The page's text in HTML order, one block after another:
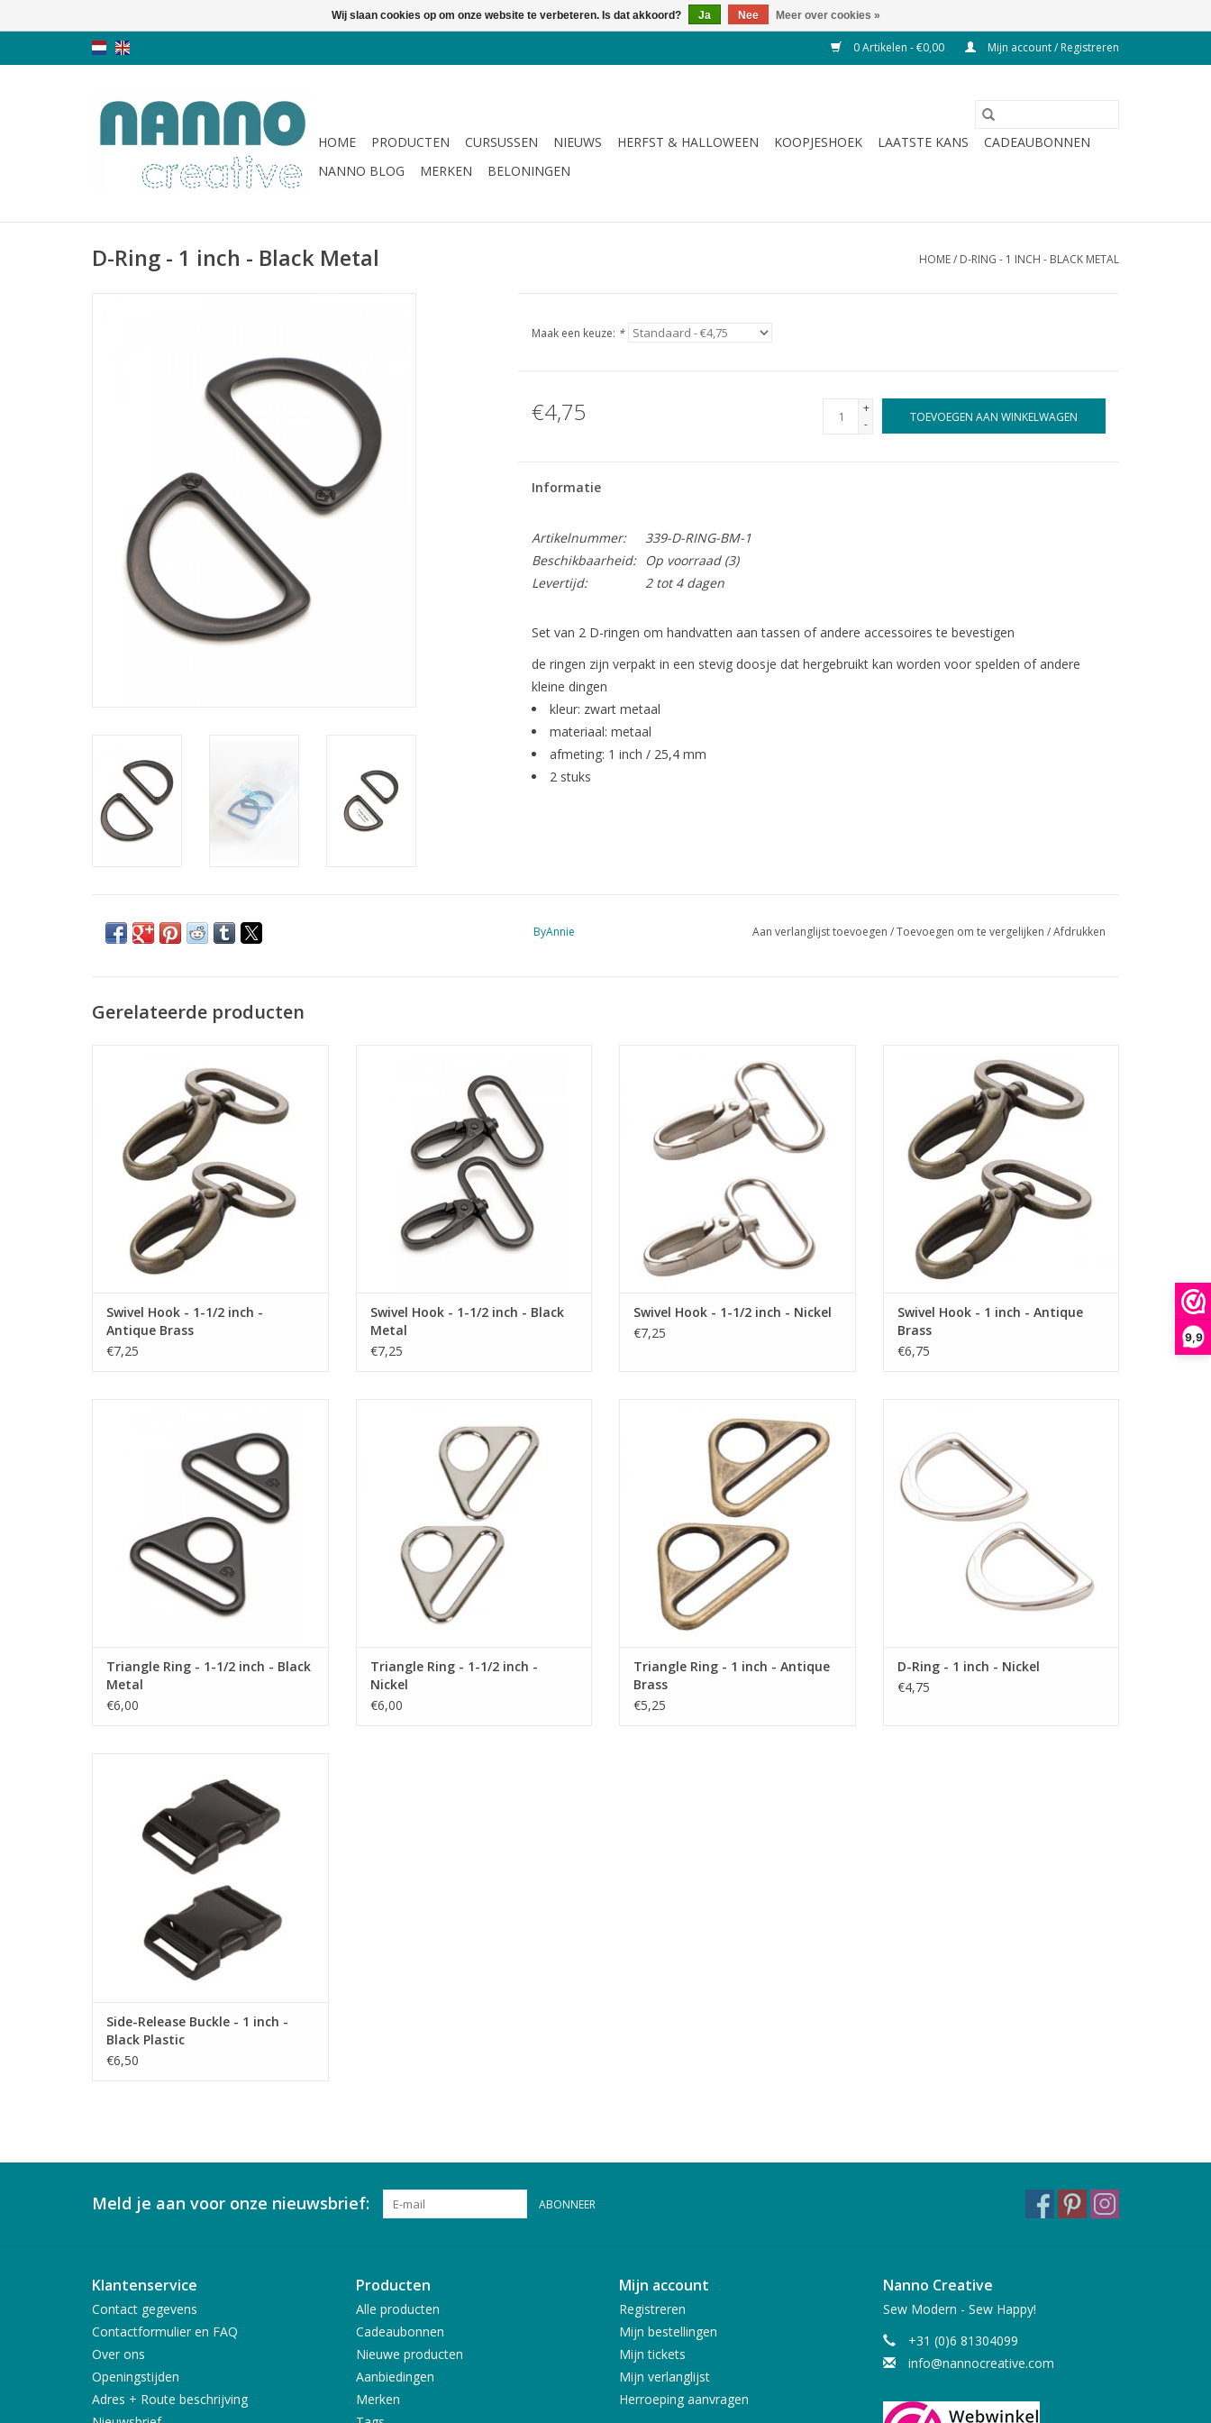
9,9
0 Artikelen - €0,00 Mijn account / Registreren
HOME PRODUCTEN CURSUSSEN NIEUWS HERFST & HALLOWEEN KOOPJESHOEK LAATSTE KANS
CADEAUBONNEN
NANNO BLOG
MERKEN BELONINGEN
D-Ring - 1 inch - Black Metal HOME/ D-RING - 1 INCH - BLACK METAL
Maak een keuze: *
€4,75
+
-
TOEVOEGEN AAN WINKELWAGEN
Informatie
Artikelnummer:
339-D-RING-BM-1
Beschikbaarheid:
Op voorraad(3)
Levertijd:
2 tot 4 dagen
Set van 2 D-ringen om handvatten aan tassen of andere accessoires te bevestigen
de ringen zijn verpakt in een stevig doosje dat hergebruikt kan worden voor spelden of andere
kleine dingen
kleur: zwart metaal
materiaal: metaal
afmeting: 1 inch / 25,4 mm
2 stuks
ByAnnie Aan verlanglijst toevoegen /Toevoegen om te vergelijken /Afdrukken
Gerelateerde producten
TOEVOEGEN AAN WINKELWAGEN
Swivel Hook - 1-1/2 inch -
Antique Brass
€7,25
TOEVOEGEN AAN WINKELWAGEN
Swivel Hook - 1-1/2 inch - Black
Metal
€7,25
TOEVOEGEN AAN WINKELWAGEN
Swivel Hook - 1-1/2 inch - Nickel
€7,25
TOEVOEGEN AAN WINKELWAGEN
Swivel Hook - 1 inch - Antique
Brass
€6,75
TOEVOEGEN AAN WINKELWAGEN
Triangle Ring - 1-1/2 inch - Black
Metal
€6,00
TOEVOEGEN AAN WINKELWAGEN
Triangle Ring - 1-1/2 inch -
Nickel
€6,00
TOEVOEGEN AAN WINKELWAGEN
Triangle Ring - 1 inch - Antique
Brass
€5,25
TOEVOEGEN AAN WINKELWAGEN
D-Ring - 1 inch - Nickel
€4,75
TOEVOEGEN AAN WINKELWAGEN
Side-Release Buckle - 1 inch -
Black Plastic
€6,50
Meld je aan voor onze nieuwsbrief: ABONNEER
Klantenservice
Contact gegevens
Contactformulier en FAQ
Over ons
Openingstijden
Adres + Route beschrijving
Producten
Alle producten
Cadeaubonnen
Nieuwe producten
Aanbiedingen
Merken
Mijn account
Registreren
Mijn bestellingen
Mijn tickets
Mijn verlanglijst
Herroeping aanvragen
Nanno Creative
Sew Modern - Sew Happy!
+31 (0)6 81304099
info@nannocreative.com
Wij slaan cookies op om onze website te verbeteren. Is dat akkoord? Ja Nee Meer over cookies »